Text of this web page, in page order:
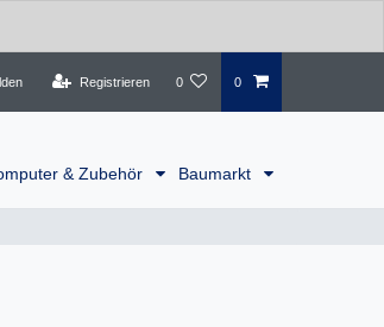
Registrieren 0 0
& Zubehör Baumarkt